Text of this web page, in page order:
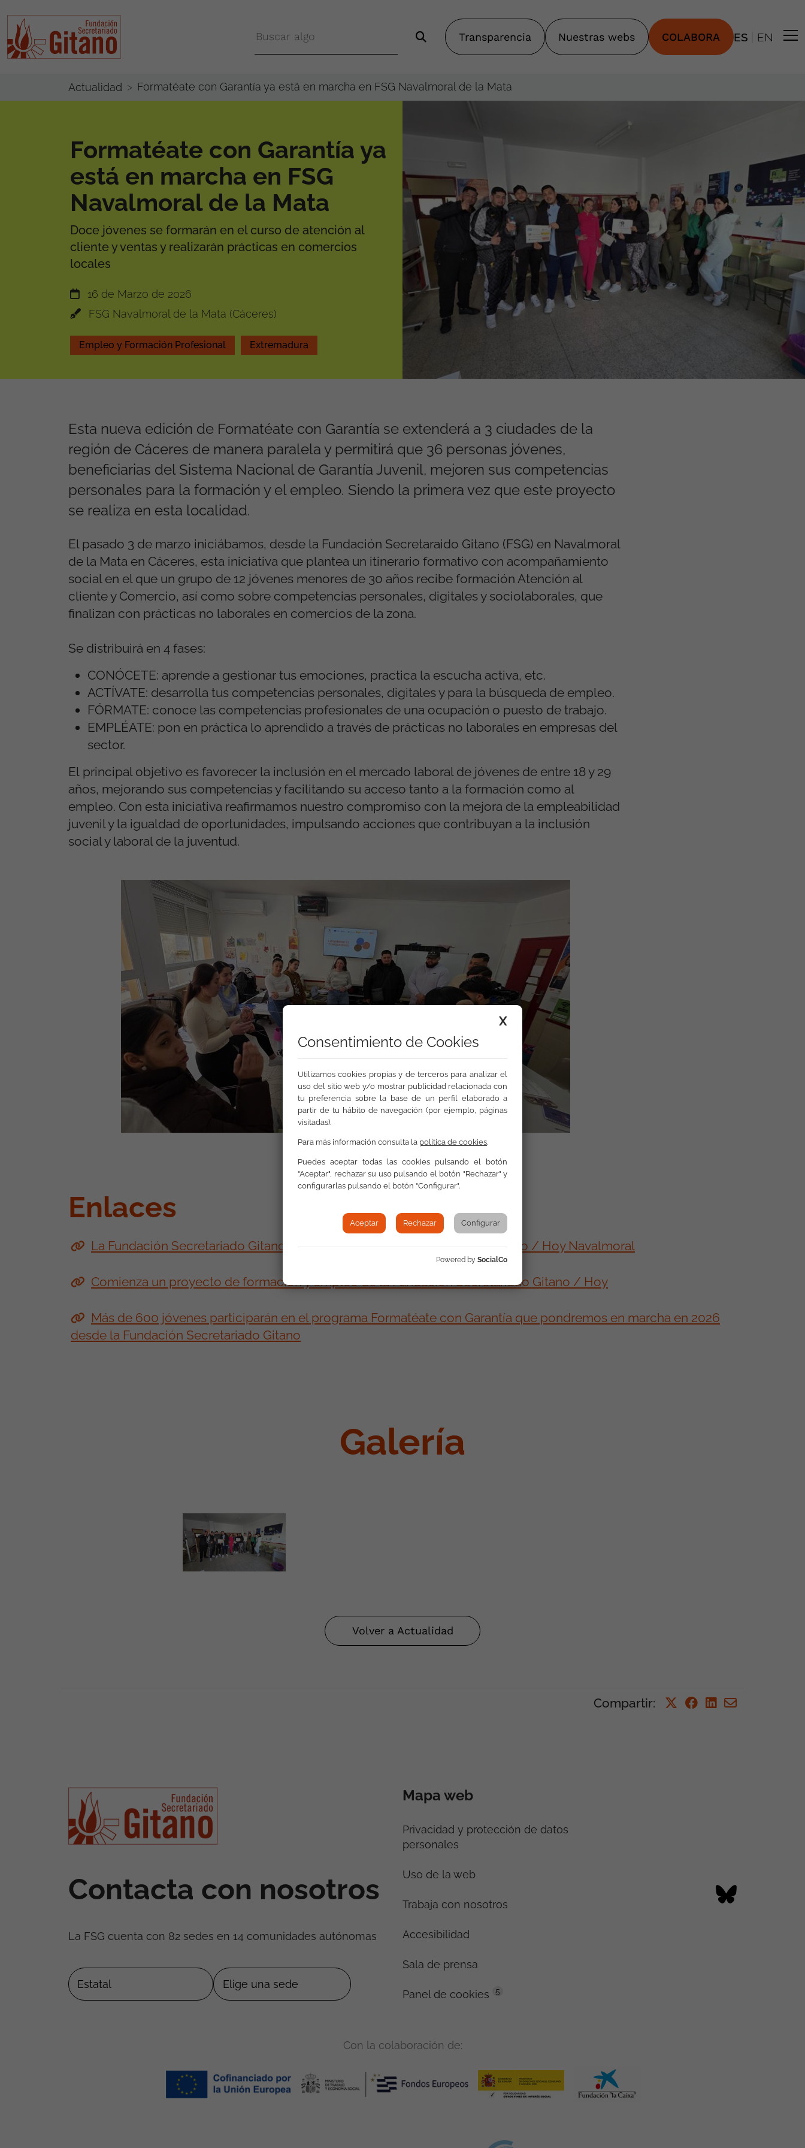
Transparencia Nuestras webs COLABORA ES EN
Actualidad Formatéate con Garantía ya está en marcha en FSG Navalmoral de la Mata
Formatéate con Garantía ya
está en marcha en FSG
Navalmoral de la Mata
Doce jóvenes se formarán en el curso de atención al
cliente y ventas y realizarán prácticas en comercios
locales
16 de Marzo de 2026
FSG Navalmoral de la Mata (Cáceres)
Empleo y Formación Profesional Extremadura
Esta nueva edición de Formatéate con Garantía se extenderá a 3 ciudades de la
región de Cáceres de manera paralela y permitirá que 36 personas jóvenes,
beneficiarias del Sistema Nacional de Garantía Juvenil, mejoren sus competencias
personales para la formación y el empleo. Siendo la primera vez que este proyecto
se realiza en esta localidad.
El pasado 3 de marzo iniciábamos, desde la Fundación Secretaraido Gitano (FSG) en Navalmoral
de la Mata en Cáceres, esta iniciativa que plantea un itinerario formativo con acompañamiento
social en el que un grupo de 12 jóvenes menores de 30 años recibe formación Atención al
cliente y Comercio, así como sobre competencias personales, digitales y sociolaborales, que
finalizan con prácticas no laborales en comercios de la zona.
Se distribuirá en 4 fases:
CONÓCETE: aprende a gestionar tus emociones, practica la escucha activa, etc.
ACTÍVATE: desarrolla tus competencias personales, digitales y para la búsqueda de empleo.
FÓRMATE: conoce las competencias profesionales de una ocupación o puesto de trabajo.
EMPLÉATE: pon en práctica lo aprendido a través de prácticas no laborales en empresas del
sector.
El principal objetivo es favorecer la inclusión en el mercado laboral de jóvenes de entre 18 y 29
años, mejorando sus competencias y facilitando su acceso tanto a la formación como al
empleo. Con esta iniciativa reafirmamos nuestro compromiso con la mejora de la empleabilidad
juvenil y la igualdad de oportunidades, impulsando acciones que contribuyan a la inclusión
social y laboral de la juventud.
Enlaces
La Fundación Secretariado Gitano inicia un proyecto de formación y empleo / Hoy Navalmoral
Comienza un proyecto de formación y empleo de la Fundación Secretariado Gitano / Hoy
Más de 600 jóvenes participarán en el programa Formatéate con Garantía que pondremos en marcha en 2026
desde la Fundación Secretariado Gitano
Galería
Volver a Actualidad
Compartir:
Contacta con nosotros
La FSG cuenta con 82 sedes en 14 comunidades autónomas
Mapa web
Privacidad y protección de datos
personales
Uso de la web
Trabaja con nosotros
Accesibilidad
Sala de prensa
Panel de cookies 5
Con la colaboración de:
X
Consentimiento de Cookies
Utilizamos cookies propias y de terceros para analizar el
uso del sitio web y/o mostrar publicidad relacionada con
tu preferencia sobre la base de un perfil elaborado a
partir de tu hábito de navegación (por ejemplo, páginas
visitadas).
Para más información consulta la política de cookies.
Puedes aceptar todas las cookies pulsando el botón
"Aceptar", rechazar su uso pulsando el botón "Rechazar" y
configurarlas pulsando el botón "Configurar".
Aceptar Rechazar Configurar
Powered by SocialCo